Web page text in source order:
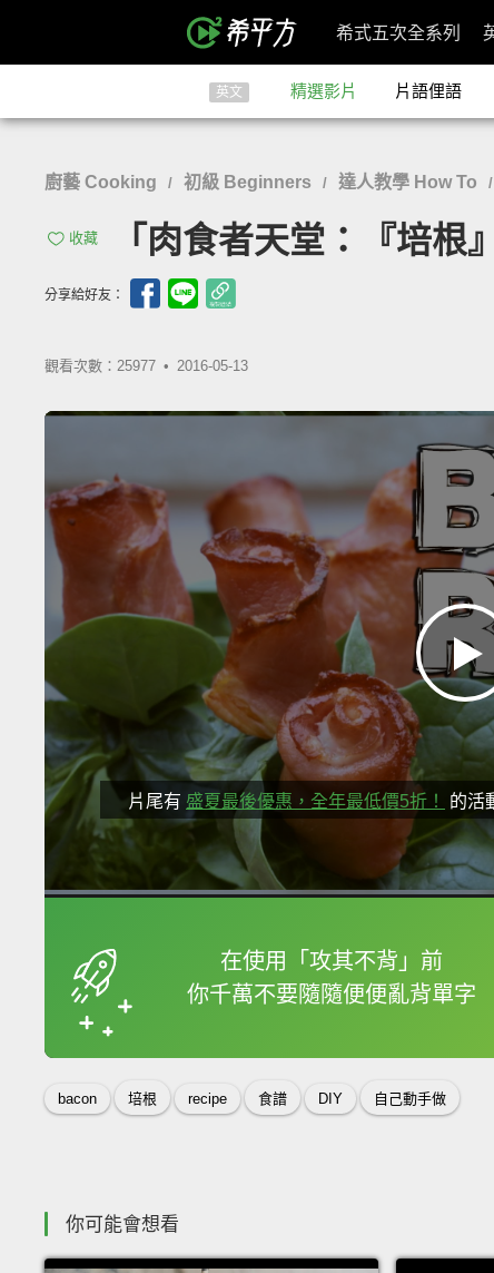
希式五次全系列
英文 精選影片 片語俚語
廚藝 Cooking / 初級 Beginners / 達人教學 How To /
收藏 「肉食者天堂：『培
分享給好友：
觀看次數：25977 • 2016-05-13
片尾有 盛夏最後優惠，全年最低價5折！ 的活
在使用「攻其不背」前
你千萬不要隨隨便便亂背單字
框選或點兩下字幕可
bacon 培根 recipe 食譜 DIY 自己動手做
你可能會想看